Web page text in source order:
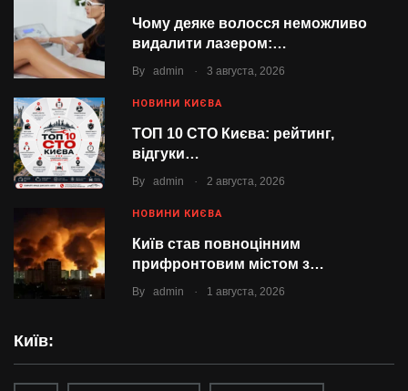
Чому деяке волосся неможливо
видалити лазером:…
By admin . 3 августа, 2026
НОВИНИ КИЄВА
ТОП 10 СТО Києва: рейтинг,
відгуки…
By admin . 2 августа, 2026
НОВИНИ КИЄВА
Київ став повноцінним
прифронтовим містом з…
By admin . 1 августа, 2026
Київ: